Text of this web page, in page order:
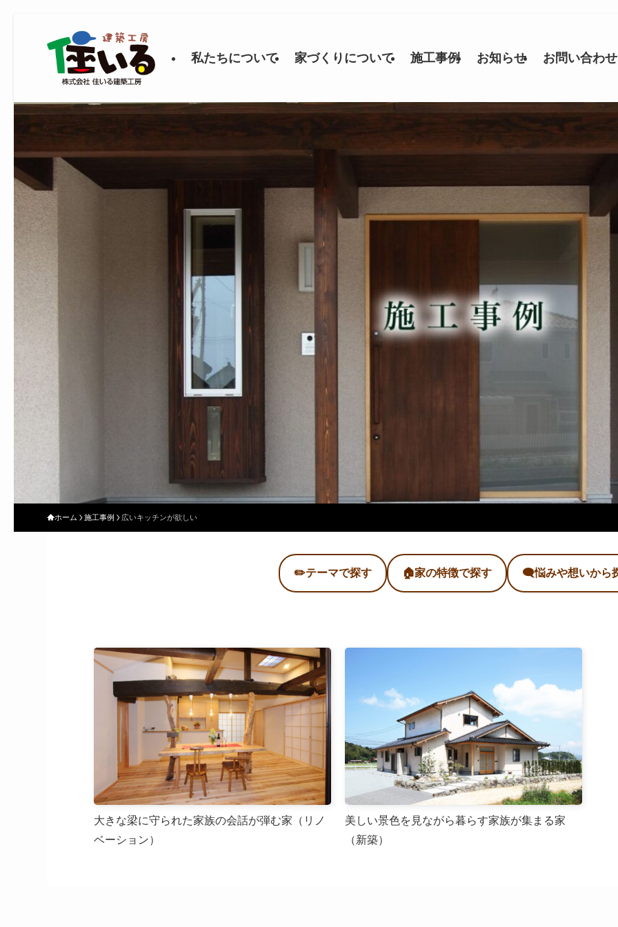
私たちについて 家づくりについて 施工事例 お知らせ お問い合わせ
ホーム 施工事例 広いキッチンが欲しい
✏️テーマで探す 🏠家の特徴で探す 🗨️悩みや想いから
大きな梁に守られた家族の会話が弾む家（リノ
ベーション）
美しい景色を見ながら暮らす家族が集まる家
（新築）